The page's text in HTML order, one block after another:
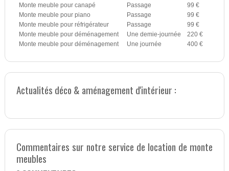
Monte meuble pour canapé
Passage
99 €
Monte meuble pour piano
Passage
99 €
Monte meuble pour réfrigérateur
Passage
99 €
Monte meuble pour déménagement
Une demie-journée
220 €
Monte meuble pour déménagement
Une journée 400 €
Actualités déco & aménagement d'intérieur :
Commentaires sur notre service de location de monte
meubles